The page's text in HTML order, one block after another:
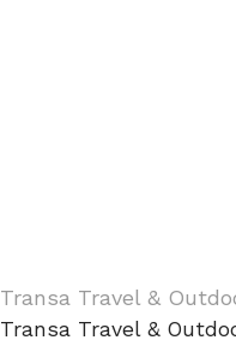
Transa Travel &
Transa Travel &